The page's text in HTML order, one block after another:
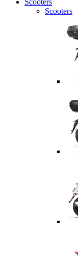
Scooters
Scooters